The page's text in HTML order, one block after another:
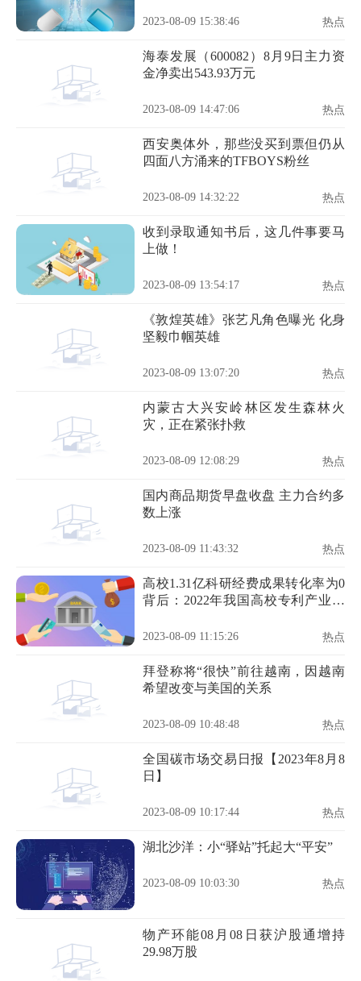
2023-08-09 15:38:46 热点
海泰发展（600082）8月9日主力资
金净卖出543.93万元
2023-08-09 14:47:06 热点
西安奥体外，那些没买到票但仍从
四面八方涌来的TFBOYS粉丝
2023-08-09 14:32:22 热点
收到录取通知书后，这几件事要马
上做！
2023-08-09 13:54:17 热点
《敦煌英雄》张艺凡角色曝光 化身
坚毅巾帼英雄
2023-08-09 13:07:20 热点
内蒙古大兴安岭林区发生森林火
灾，正在紧张扑救
2023-08-09 12:08:29 热点
国内商品期货早盘收盘 主力合约多
数上涨
2023-08-09 11:43:32 热点
高校1.31亿科研经费成果转化率为0
背后：2022年我国高校专利产业化
2023-08-09 11:15:26 热点
拜登称将“很快”前往越南，因越南
希望改变与美国的关系
2023-08-09 10:48:48 热点
全国碳市场交易日报【2023年8月8
日】
2023-08-09 10:17:44 热点
湖北沙洋：小“驿站”托起大“平安”
2023-08-09 10:03:30 热点
物产环能08月08日获沪股通增持
29.98万股